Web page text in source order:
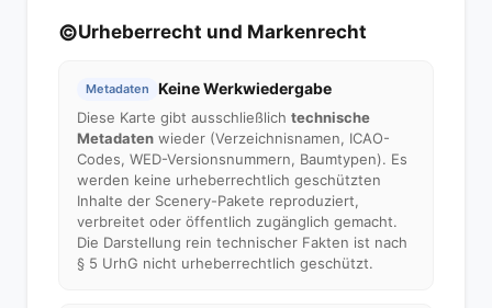
©Urheberrecht und Markenrecht
Metadaten Keine Werkwiedergabe
Diese Karte gibt ausschließlich technische
Metadaten wieder (Verzeichnisnamen, ICAO-
Codes, WED-Versionsnummern, Baumtypen). Es
werden keine urheberrechtlich geschützten
Inhalte der Scenery-Pakete reproduziert,
verbreitet oder öffentlich zugänglich gemacht.
Die Darstellung rein technischer Fakten ist nach
§ 5 UrhG nicht urheberrechtlich geschützt.